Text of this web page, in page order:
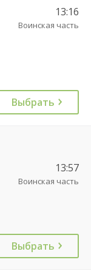
13:16
Воинская часть
Выбрать
13:57
Воинская часть
Выбрать